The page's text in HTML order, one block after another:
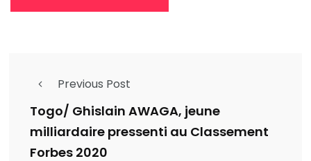
Previous Post
Togo/ Ghislain AWAGA, jeune
milliardaire pressenti au Classement
Forbes 2020